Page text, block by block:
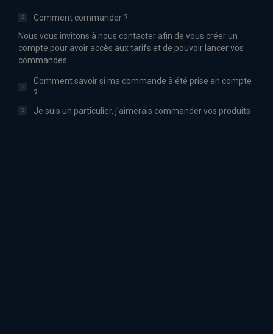
Comment commander ?
Nous vous invitons à nous contacter afin de vous créer un
compte pour avoir accès aux tarifs et de pouvoir lancer vos
commandes
Comment savoir si ma commande à été prise en compte
?
Je suis un particulier, j'aimerais commander vos produits